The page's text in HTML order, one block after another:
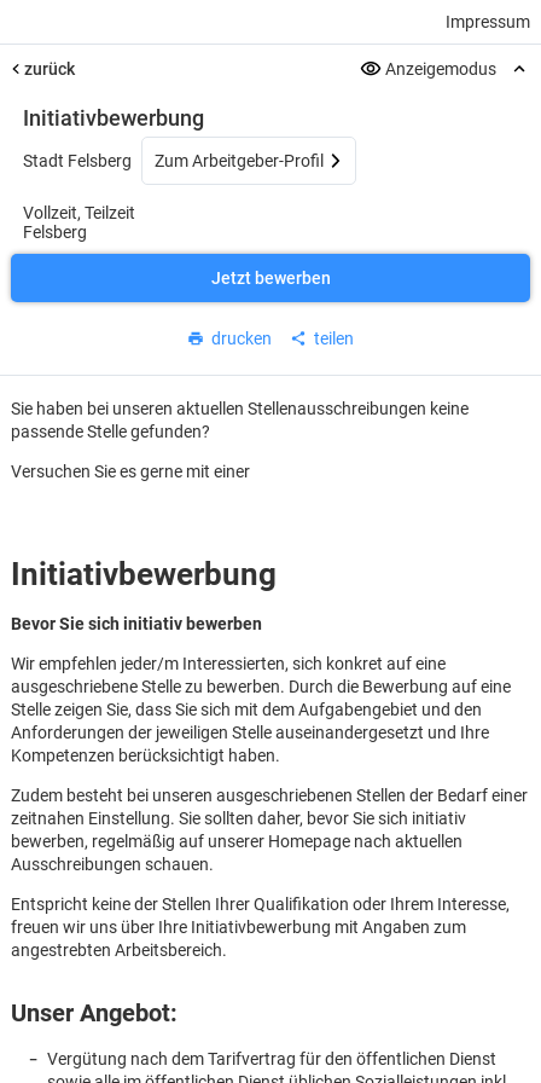
Impressum
zurück Anzeigemodus
Initiativbewerbung
Stadt Felsberg Zum Arbeitgeber-Profil
Vollzeit, Teilzeit
Felsberg
Jetzt bewerben
drucken teilen
Sie haben bei unseren aktuellen Stellenausschreibungen keine
passende Stelle gefunden?
Versuchen Sie es gerne mit einer
Initiativbewerbung
Bevor Sie sich initiativ bewerben
Wir empfehlen jeder/m Interessierten, sich konkret auf eine
ausgeschriebene Stelle zu bewerben. Durch die Bewerbung auf eine
Stelle zeigen Sie, dass Sie sich mit dem Aufgabengebiet und den
Anforderungen der jeweiligen Stelle auseinandergesetzt und Ihre
Kompetenzen berücksichtigt haben.
Zudem besteht bei unseren ausgeschriebenen Stellen der Bedarf einer
zeitnahen Einstellung. Sie sollten daher, bevor Sie sich initiativ
bewerben, regelmäßig auf unserer Homepage nach aktuellen
Ausschreibungen schauen.
Entspricht keine der Stellen Ihrer Qualifikation oder Ihrem Interesse,
freuen wir uns über Ihre Initiativbewerbung mit Angaben zum
angestrebten Arbeitsbereich.
Unser Angebot:
Vergütung nach dem Tarifvertrag für den öffentlichen Dienst